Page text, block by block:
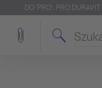
DO 'PRO': PRO.DURAVIT